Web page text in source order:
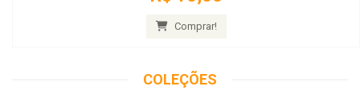
Comprar!
COLEÇÕES